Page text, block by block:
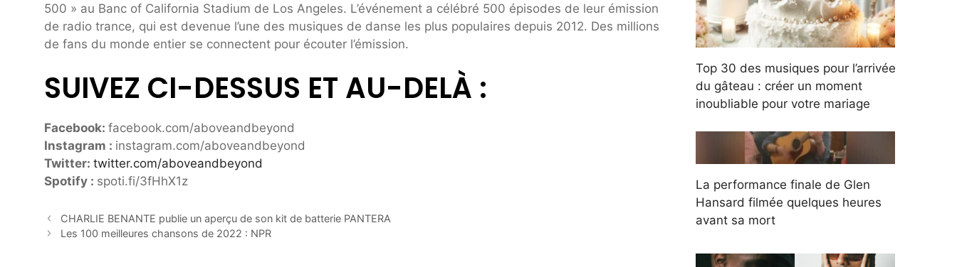
500 » au Banc of California Stadium de Los Angeles. L’événement a célébré 500 épisodes de leur émission
de radio trance, qui est devenue l’une des musiques de danse les plus populaires depuis 2012. Des millions
de fans du monde entier se connectent pour écouter l’émission.
SUIVEZ CI-DESSUS ET AU-DELÀ :
Facebook: facebook.com/aboveandbeyond
Instagram : instagram.com/aboveandbeyond
Twitter: twitter.com/aboveandbeyond
Spotify : spoti.fi/3fHhX1z
CHARLIE BENANTE publie un aperçu de son kit de batterie PANTERA
Les 100 meilleures chansons de 2022 : NPR
Top 30 des musiques pour l’arrivée
du gâteau : créer un moment
inoubliable pour votre mariage
La performance finale de Glen
Hansard filmée quelques heures
avant sa mort